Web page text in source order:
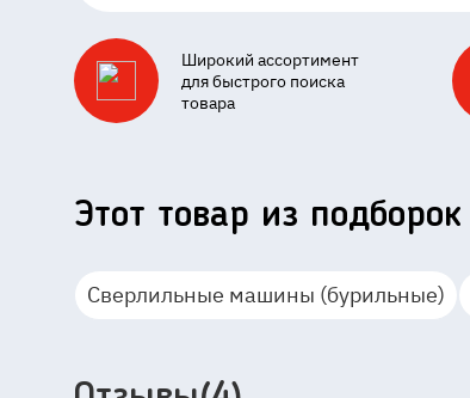
Широкий ассортимент
для быстрого поиска
товара
Этот товар из подборок
Сверлильные машины (бурильные)